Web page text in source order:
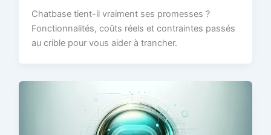
Chatbase tient-il vraiment ses promesses ?
Fonctionnalités, coûts réels et contraintes passés
au crible pour vous aider à trancher.